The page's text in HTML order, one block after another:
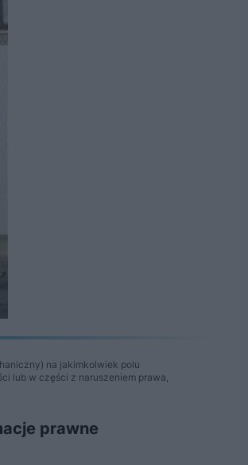
na jakimkolwiek polu
lub w części z naruszeniem prawa,
prawne